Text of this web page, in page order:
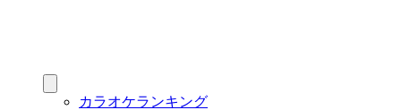
カラオケランキング